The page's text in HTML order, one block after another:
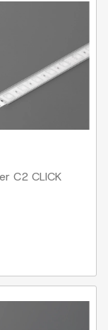
C2 CLICK